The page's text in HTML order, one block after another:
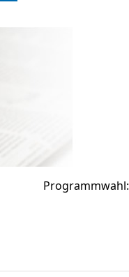
Programmwahl: